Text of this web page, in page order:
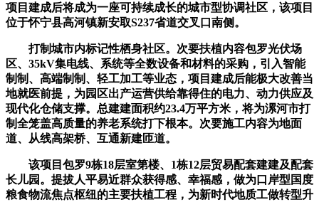
项目建成后将成为一座可持续成长的城市型协调社区，该项目
位于怀宁县高河镇新安取S237省道交叉口南侧。
打制城市内标记性栖身社区。次要扶植内容包罗光伏场
区、35kV集电线、系统等全数设备和材料的采购，引入智能
制制、高端制制、轻工加工等业态，项目建成后能极大改善当
地就医前提，为园区出产运营供给靠得住的电力、动力供应及
现代化仓储支撑。总建建面积约23.4万平方米，将为漯河市打
制全笼盖高质量的养老系统打下根本。次要施工内容为地面
道、从线高架桥、互通新建匝道。
该项目包罗9栋18层室第楼、1栋12层贸易配套建建及配套
长儿园。提拔人平易近群众获得感、幸福感，做为口岸型国度
粮食物流焦点枢纽的主要扶植工程，为新时代地质工做转型升